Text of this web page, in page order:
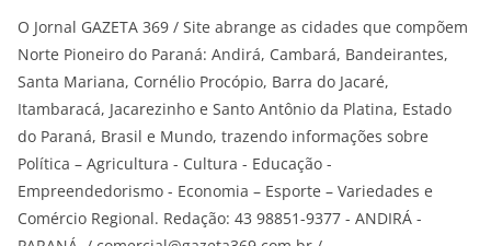
O Jornal GAZETA 369 / Site abrange as cidades que compõem
Norte Pioneiro do Paraná: Andirá, Cambará, Bandeirantes,
Santa Mariana, Cornélio Procópio, Barra do Jacaré,
Itambaracá, Jacarezinho e Santo Antônio da Platina, Estado
do Paraná, Brasil e Mundo, trazendo informações sobre
Política – Agricultura - Cultura - Educação -
Empreendedorismo - Economia – Esporte – Variedades e
Comércio Regional. Redação: 43 98851-9377 - ANDIRÁ -